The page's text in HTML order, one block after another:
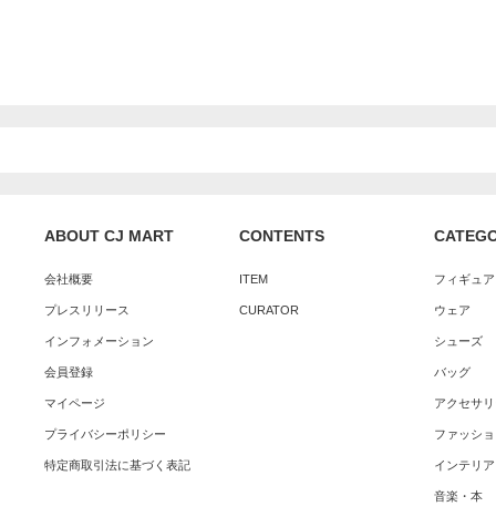
ABOUT CJ MART
会社概要
プレスリリース
インフォメーション
会員登録
マイページ
プライバシーポリシー
特定商取引法に基づく表記
CONTENTS
ITEM
CURATOR
フィギュ
ウェア
シューズ
バッグ
アクセサ
ファッシ
インテリア
音楽・本